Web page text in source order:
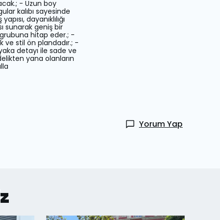
- Uzun boy
kalıbı sayesinde
dayanıklılığı
sunarak geniş bir
hitap eder.; -
ve stil ön plandadır.; -
detayı ile sade ve
yana olanların
Yorum Yap